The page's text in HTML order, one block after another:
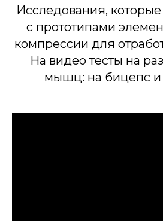
Исследования,
с прототипами
компрессии для
На видео тесты на
мышц: на бицепс и